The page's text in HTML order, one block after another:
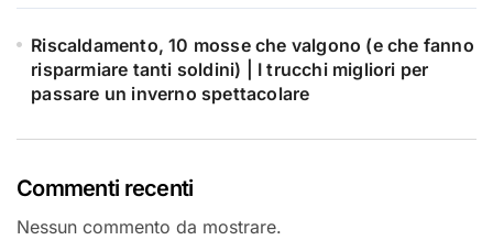
Riscaldamento, 10 mosse che valgono (e che fanno
risparmiare tanti soldini) | I trucchi migliori per
passare un inverno spettacolare
Commenti recenti
Nessun commento da mostrare.